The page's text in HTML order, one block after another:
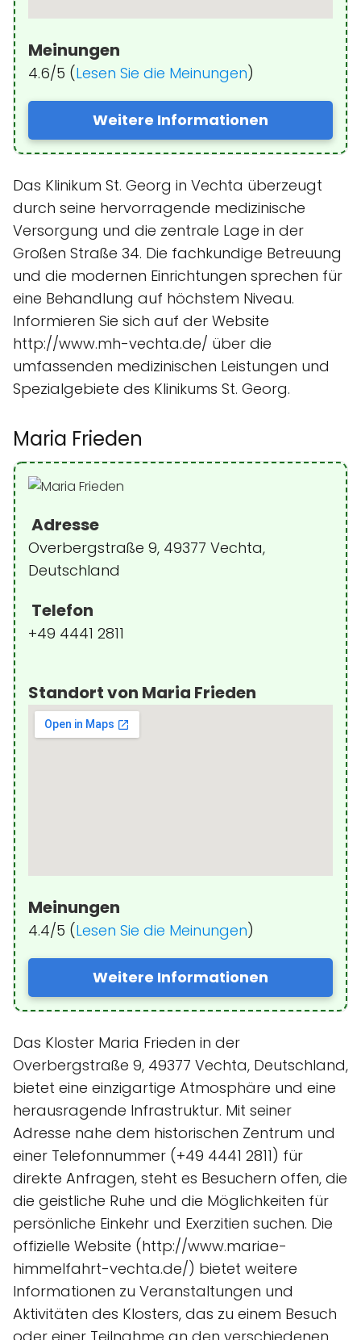
Meinungen
4.6/5 (Lesen Sie die Meinungen)
Weitere Informationen
Das Klinikum St. Georg in Vechta überzeugt
durch seine hervorragende medizinische
Versorgung und die zentrale Lage in der
Großen Straße 34. Die fachkundige Betreuung
und die modernen Einrichtungen sprechen für
eine Behandlung auf höchstem Niveau.
Informieren Sie sich auf der Website
http://www.mh-vechta.de/ über die
umfassenden medizinischen Leistungen und
Spezialgebiete des Klinikums St. Georg.
Maria Frieden
Adresse
Overbergstraße 9, 49377 Vechta,
Deutschland
Telefon
+49 4441 2811
Standort von Maria Frieden
Meinungen
4.4/5 (Lesen Sie die Meinungen)
Weitere Informationen
Das Kloster Maria Frieden in der
Overbergstraße 9, 49377 Vechta, Deutschland,
bietet eine einzigartige Atmosphäre und eine
herausragende Infrastruktur. Mit seiner
Adresse nahe dem historischen Zentrum und
einer Telefonnummer (+49 4441 2811) für
direkte Anfragen, steht es Besuchern offen, die
die geistliche Ruhe und die Möglichkeiten für
persönliche Einkehr und Exerzitien suchen. Die
offizielle Website (http://www.mariae-
himmelfahrt-vechta.de/) bietet weitere
Informationen zu Veranstaltungen und
Aktivitäten des Klosters, das zu einem Besuch